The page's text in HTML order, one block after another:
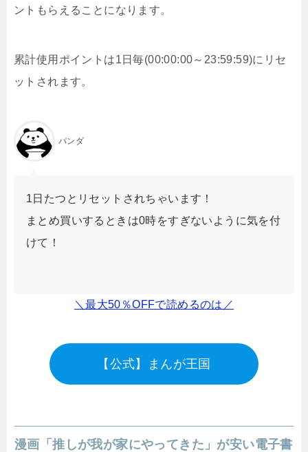
ントもらえることになります。
累計使用ポイントは1日毎(00:00:00～23:59:59)にリセ
ットされます。
パンダ
1日たつとリセットされちゃいます！
まとめ買いするときは0時をすぎないように気を付
けて！
＼最大50％OFFで読めるのは／
【公式】まんが王国
漫画「推しが我が家にやってきた」が安い電子書